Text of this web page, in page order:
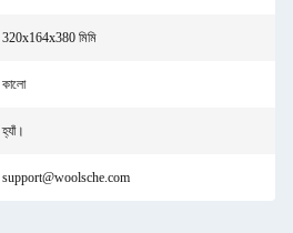
320x164x380 মিমি
কালো
হ্যাঁ।
support@woolsche.com